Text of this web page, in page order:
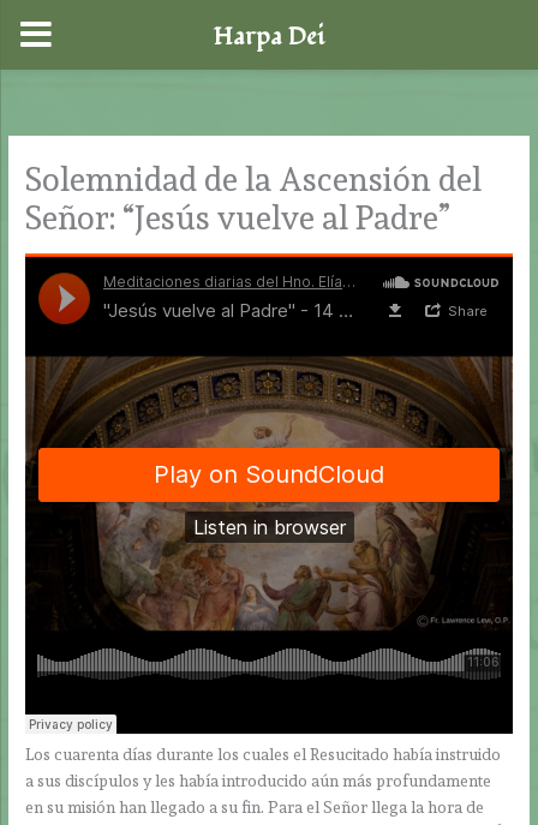
contenido
Solemnidad de la Ascensión del
Señor: “Jesús vuelve al Padre”
Los cuarenta días durante los cuales el Resucitado había instruido
a sus discípulos y les había introducido aún más profundamente
en su misión han llegado a su fin. Para el Señor llega la hora de
Harpa Dei